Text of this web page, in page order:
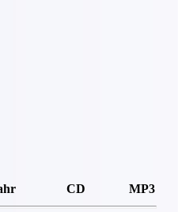
CD MP3